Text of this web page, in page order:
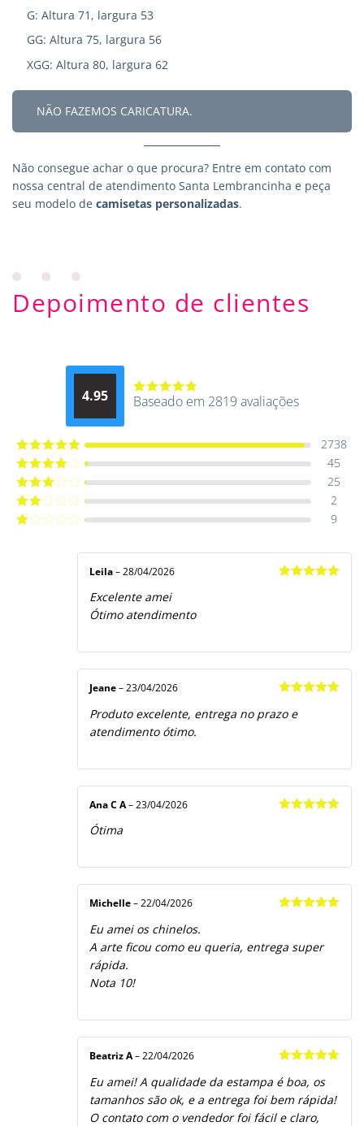
G: Altura 71, largura 53
GG: Altura 75, largura 56
XGG: Altura 80, largura 62
NÃO FAZEMOS CARICATURA.
Não consegue achar o que procura? Entre em contato com
nossa central de atendimento Santa Lembrancinha e peça
seu modelo de camisetas personalizadas.
Depoimento de clientes
4.95
Avaliação
Baseado em 2819 avaliações
Avaliação5
de 5
2738
Avaliação
4 de 5
45
Avaliação
3 de 5
25
Avaliação
2 de
2
9
Leila – 28/04/2026
Excelente amei
Ótimo atendimento
de 5
Jeane – 23/04/2026
Produto excelente, entrega no prazo e
atendimento ótimo.
Ana C A – 23/04/2026
Ótima
Michelle – 22/04/2026
Eu amei os chinelos.
A arte ficou como eu queria, entrega super
rápida.
Nota 10!
de 5
Beatriz A– 22/04/2026
Eu amei! A qualidade da estampa é boa, os
tamanhos são ok, e a entrega foi bem rápida!
O contato com o vendedor foi fácil e claro,